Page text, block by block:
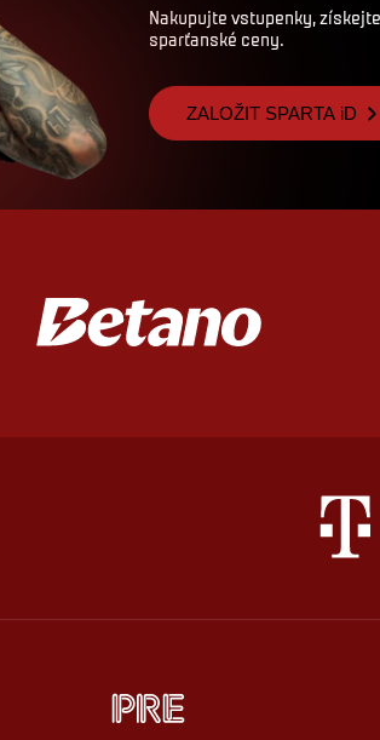
Nakupujte vstupenky,
sparťanské ceny.
ZALOŽIT SPARTA iD